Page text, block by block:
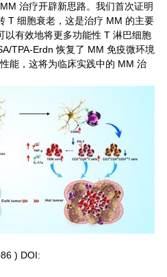
治疗开辟新思路。我们首次证明
T 细胞衰老，这是治疗 MM 的主要
以有效地将更多功能性 T 淋巴细胞
TPA-Erdn 恢复了 MM 免疫微环境
能，这将为临床实践中的 MM 治
) DOI: